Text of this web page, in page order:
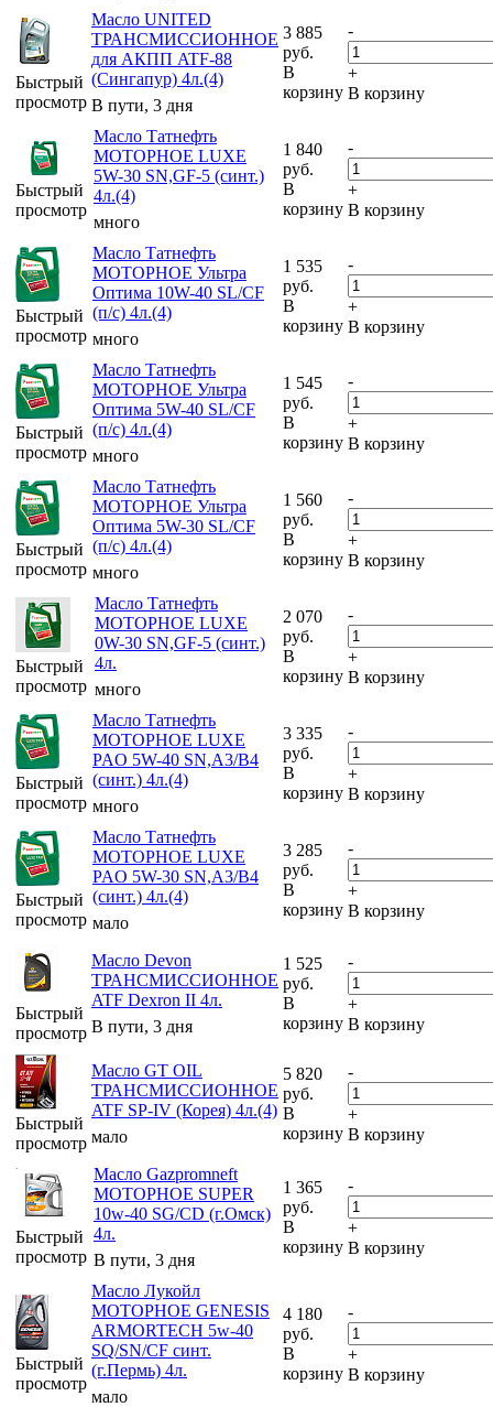
Быстрый
просмотр
Масло UNITED
ТРАНСМИССИОННОЕ
для АКПП ATF-88
(Сингапур) 4л.(4)
В пути, 3 дня
3 885
руб.
В
корзину
-
+
В корзину
Быстрый
просмотр
Масло Татнефть
МОТОРНОЕ LUXE
5W-30 SN,GF-5 (синт.)
4л.(4)
много
1 840
руб.
В
корзину
-
+
В корзину
Быстрый
просмотр
Масло Татнефть
МОТОРНОЕ Ультра
Оптима 10W-40 SL/CF
(п/с) 4л.(4)
много
1 535
руб.
В
корзину
-
+
В корзину
Быстрый
просмотр
Масло Татнефть
МОТОРНОЕ Ультра
Оптима 5W-40 SL/CF
(п/с) 4л.(4)
много
1 545
руб.
В
корзину
-
+
В корзину
Быстрый
просмотр
Масло Татнефть
МОТОРНОЕ Ультра
Оптима 5W-30 SL/CF
(п/с) 4л.(4)
много
1 560
руб.
В
корзину
-
+
В корзину
Быстрый
просмотр
Масло Татнефть
МОТОРНОЕ LUXE
0W-30 SN,GF-5 (синт.)
4л.
много
2 070
руб.
В
корзину
-
+
В корзину
Быстрый
просмотр
Масло Татнефть
МОТОРНОЕ LUXE
PAO 5W-40 SN,A3/B4
(синт.) 4л.(4)
много
3 335
руб.
В
корзину
-
+
В корзину
Быстрый
просмотр
Масло Татнефть
МОТОРНОЕ LUXE
PAO 5W-30 SN,A3/B4
(синт.) 4л.(4)
мало
3 285
руб.
В
корзину
-
+
В корзину
Быстрый
просмотр
Масло Devon
ТРАНСМИССИОННОЕ
ATF Dexron II 4л.
В пути, 3 дня
1 525
руб.
В
корзину
-
+
В корзину
Быстрый
просмотр
Масло GT OIL
ТРАНСМИССИОННОЕ
ATF SP-IV (Корея) 4л.(4)
мало
5 820
руб.
В
корзину
-
+
В корзину
Быстрый
просмотр
Масло Gazpromneft
МОТОРНОЕ SUPER
10w-40 SG/CD (г.Омск)
4л.
В пути, 3 дня
1 365
руб.
В
корзину
-
+
В корзину
Быстрый
просмотр
Масло Лукойл
МОТОРНОЕ GENESIS
ARMORTECH 5w-40
SQ/SN/CF синт.
(г.Пермь) 4л.
мало
4 180
руб.
В
корзину
-
+
В корзину